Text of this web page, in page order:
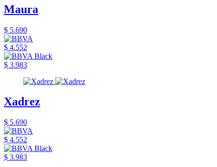
Maura
$ 5.690
$ 4.552
$ 3.983
Xadrez
$ 5.690
$ 4.552
$ 3.983